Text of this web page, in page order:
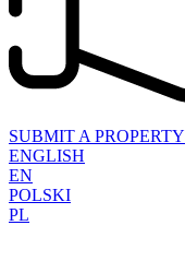
SUBMIT A PROPERTY
ENGLISH
EN
POLSKI
PL